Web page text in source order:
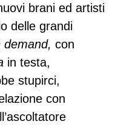
brani ed artisti
delle grandi
demand, con
in testa,
stupirci,
con